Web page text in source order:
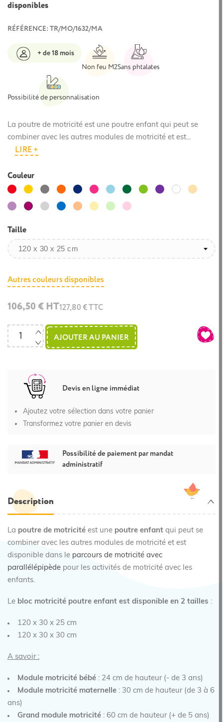
disponibles
RÉFÉRENCE: TR/MO/1632/MA
+ de 18 mois
Non feu M2Sans phtalates
Possibilité de personnalisation
La poutre de motricité est une poutre enfant qui peut se
combiner avec les autres modules de motricité et est...
LIRE +
Couleur
RougeJauneGris Orange
Bleu
foncé
Rose Bleu
clair
Vert
foncé
Vert
VioletBlancBeige
Lilas Magenta
Gris
BleuetAbricotJauneMenthe
Rose
Taille
Autres couleurs disponibles
106,50 € HT127,80 € TTC
AJOUTER AU PANIER
Devis en ligne immédiat
Ajoutez votre sélection dans votre panier
Transformez votre panier en devis
Possibilité de paiement par mandat
administratif
Description
La poutre de motricité est une poutre enfant qui peut se
combiner avec les autres modules de motricité et est
disponible dans le parcours de motricité avec
parallélépipède pour les activités de motricité avec les
enfants.
Le bloc motricité poutre enfant est disponible en 2 tailles :
120 x 30 x 25 cm
120 x 30 x 30 cm
A savoir :
Module motricité bébé : 24 cm de hauteur (- de 3 ans)
Module motricité maternelle : 30 cm de hauteur (de 3 à 6
ans)
Grand module motricité : 60 cm de hauteur (+ de 5 ans)